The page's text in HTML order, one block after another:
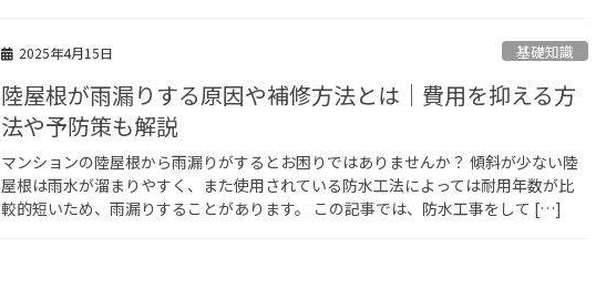
2025年4月15日 基礎知識
陸屋根が雨漏りする原因や補修方法とは｜費用を抑える方
法や予防策も解説
マンションの陸屋根から雨漏りがするとお困りではありませんか？ 傾斜が少ない陸
屋根は雨水が溜まりやすく、また使用されている防水工法によっては耐用年数が比
較的短いため、雨漏りすることがあります。 この記事では、防水工事をして […]